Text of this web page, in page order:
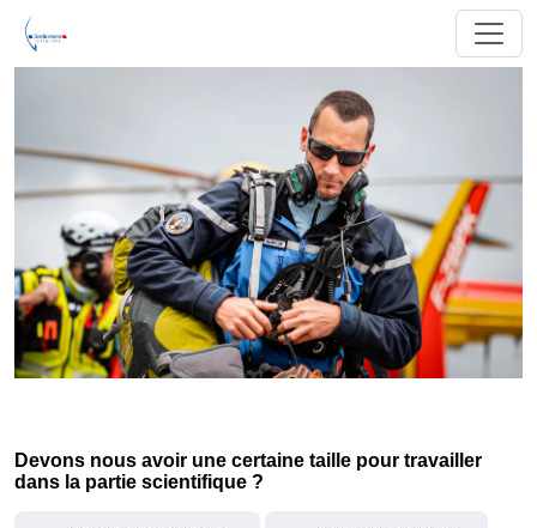
Devons nous avoir une certaine taille pour travailler
dans la partie scientifique ?